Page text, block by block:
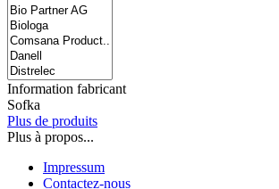
Information fabricant
Sofka
Plus de produits
Plus à propos...
Impressum
Contactez-nous